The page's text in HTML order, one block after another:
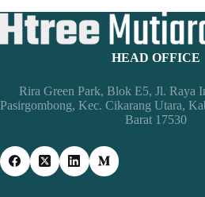
HEAD OFFICE
Rira Green Park, Blok E5, Jl. Raya
Pasirgombong, Kec. Cikarang Utara,
Barat 17530